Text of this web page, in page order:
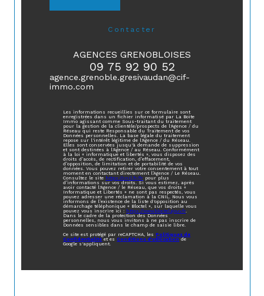
contacter
AGENCES GRENOBLOISES
09 75 92 90 52
agence.grenoble.gresivaudan@cif-
immo.com
Les informations recueillies sur ce formulaire sont
enregistrées dans un fichier informatisé par La Boite
Immo agissant comme Sous-traitant du traitement
pour la gestion de la clientèle/prospects de l'Agence / du
Réseau qui reste Responsable du Traitement de vos
Données personnelles. La base légale du traitement
repose sur l'intérêt légitime de l'Agence / du Réseau.
Elles sont conservées jusqu'à demande de suppression
et sont destinées à l'Agence / au Réseau. Conformément
à la loi « informatique et libertés », vous disposez des
droits d’accès, de rectification, d’effacement,
d’opposition, de limitation et de portabilité de vos
données. Vous pouvez retirer votre consentement à tout
moment en contactant directement l’Agence / Le Réseau.
Consultez le site https://cnil.fr/fr pour plus
d’informations sur vos droits. Si vous estimez, après
avoir contacté l'Agence / le Réseau, que vos droits «
Informatique et Libertés » ne sont pas respectés, vous
pouvez adresser une réclamation à la CNIL. Nous vous
informons de l’existence de la liste d'opposition au
démarchage téléphonique « Bloctel », sur laquelle vous
pouvez vous inscrire ici : https://www.bloctel.gouv.fr.
Dans le cadre de la protection des Données
personnelles, nous vous invitons à ne pas inscrire de
Données sensibles dans le champ de saisie libre.
Ce site est protégé par reCAPTCHA, lesPolitiques de
Confidentialité et esConditions d'utilisation de
Google s'appliquent.